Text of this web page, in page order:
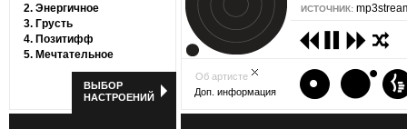
2. Энергичное
3. Грусть
4. Позитифф
5. Мечтательное
ВЫБОР
НАСТРОЕНИЙ
ИСТОЧНИК:
Об артисте
Доп. информация